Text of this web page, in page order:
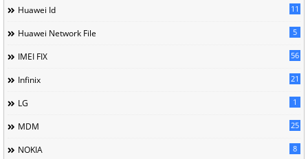
Huawei Id 11
Huawei Network File 5
IMEI FIX 56
Infinix 21
LG 1
MDM 25
NOKIA 8